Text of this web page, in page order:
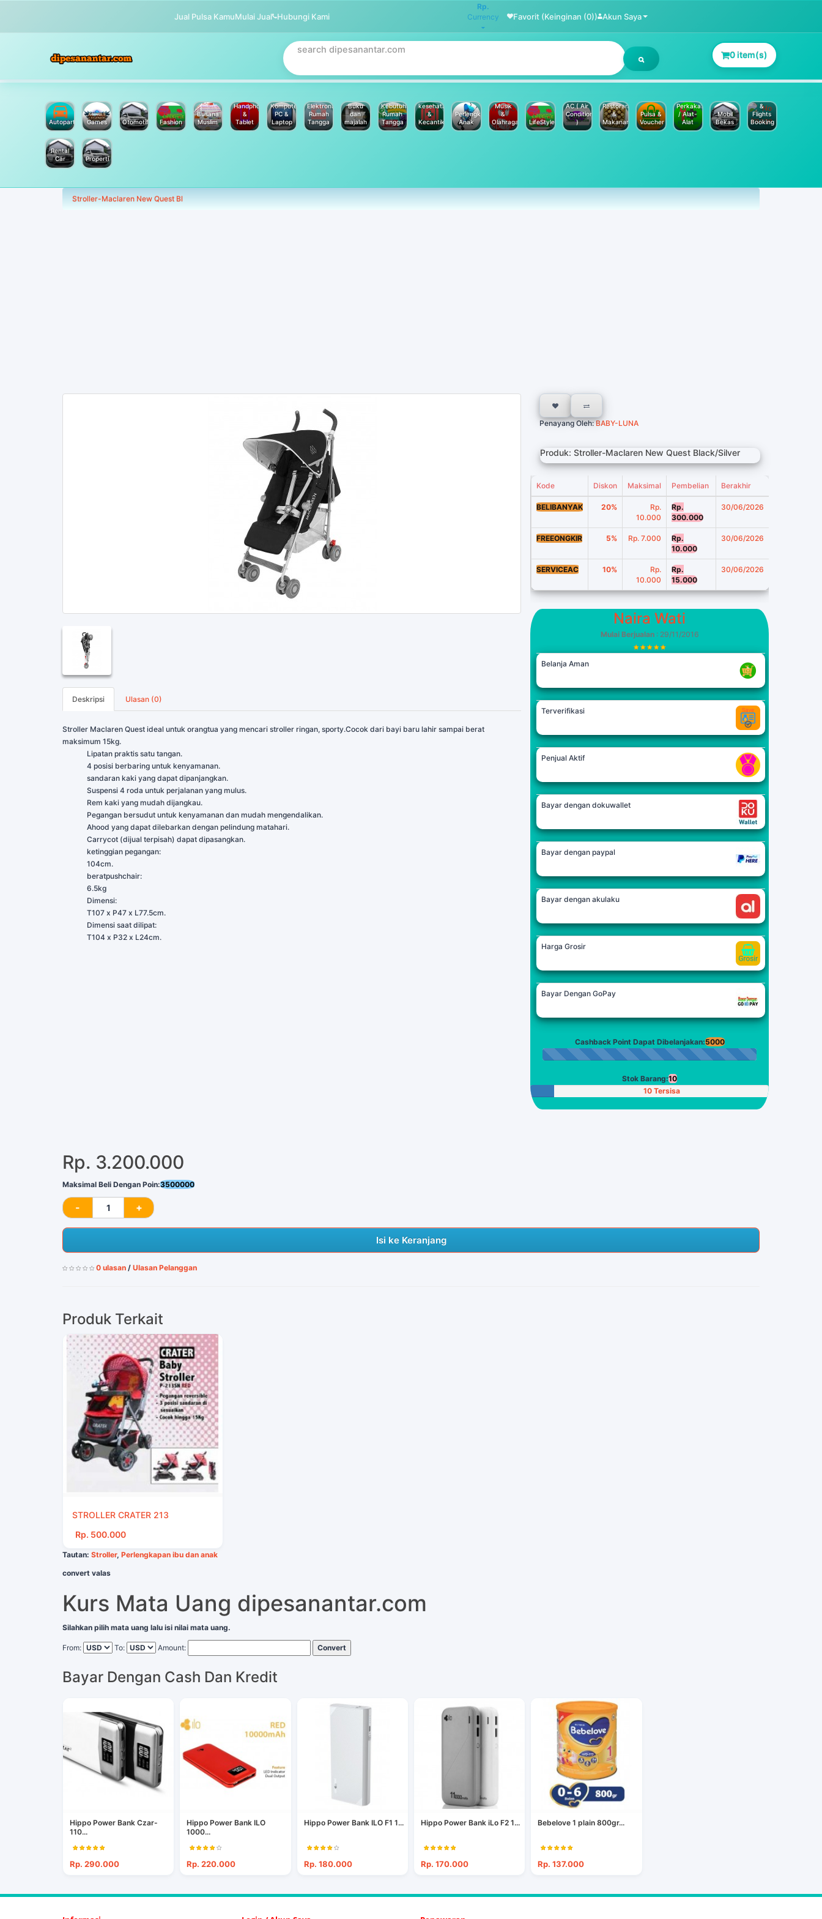
Jual Pulsa KamuMulai Jual Hubungi Kami
Rp.
Currency
Favorit (Keinginan (0)) Akun Saya
0 item(s)
Autoparts Games Otomotif Fashion
Busana
Muslim
Handphone
&
Tablet
Komputer
PC &
Laptop
Elektronik
Rumah
Tangga
Buku
dan
majalah
Kebutuhan
Rumah
Tangga
kesehatan
&
Kecantikan
Perlengkapan
Anak
Musik
&
Olahraga
LifeStyle
AC ( Air
Conditioner
)
Restoran
&
Makanan
Pulsa &
Voucher
Perkakas
/ Alat-
Alat
Mobil
Bekas
&
Flights
Booking
Rental
Car
Properti
Stroller-Maclaren New Quest Bl
Deskripsi Ulasan (0)
Stroller Maclaren Quest ideal untuk orangtua yang mencari stroller ringan, sporty.Cocok dari bayi baru lahir sampai berat
maksimum 15kg.
Lipatan praktis satu tangan.
4 posisi berbaring untuk kenyamanan.
sandaran kaki yang dapat dipanjangkan.
Suspensi 4 roda untuk perjalanan yang mulus.
Rem kaki yang mudah dijangkau.
Pegangan bersudut untuk kenyamanan dan mudah mengendalikan.
Ahood yang dapat dilebarkan dengan pelindung matahari.
Carrycot (dijual terpisah) dapat dipasangkan.
ketinggian pegangan:
104cm.
beratpushchair:
6.5kg
Dimensi:
T107 x P47 x L77.5cm.
Dimensi saat dilipat:
T104 x P32 x L24cm.
Penayang Oleh:BABY-LUNA
Produk: Stroller-Maclaren New Quest Black/Silver
Kode Diskon Maksimal Pembelian Berakhir
BELIBANYAK 20%
Rp.
10.000
Rp.
300.000
30/06/2026
FREEONGKIR 5% Rp. 7.000
Rp.
10.000
30/06/2026
SERVICEAC 10%
Rp.
10.000
Rp.
15.000
30/06/2026
Naira Wati
Mulai Berjualan: 29/11/2016
Belanja Aman
Terverifikasi
Penjual Aktif
Bayar dengan dokuwallet
Bayar dengan paypal
Bayar dengan akulaku
Harga Grosir
Bayar Dengan GoPay
Cashback Point Dapat Dibelanjakan:5000
Stok Barang:10
10 Tersisa
Rp. 3.200.000
Maksimal Beli Dengan Poin:3500000
Isi ke Keranjang
0 ulasan / Ulasan Pelanggan
Produk Terkait
STROLLER CRATER 213
Rp. 500.000
Tautan: Stroller, Perlengkapan ibu dan anak
convert valas
Kurs Mata Uang dipesanantar.com
Silahkan pilih mata uang lalu isi nilai mata uang.
From: To: Amount: Convert
Bayar Dengan Cash Dan Kredit
Hippo Power Bank Czar-
110...
Rp. 290.000
Hippo Power Bank ILO
1000...
Rp. 220.000
Hippo Power Bank ILO F1 1...
Rp. 180.000
Hippo Power Bank iLo F2 1...
Rp. 170.000
Bebelove 1 plain 800gr...
Rp. 137.000